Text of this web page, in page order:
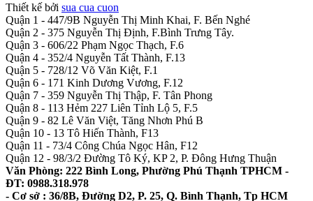
Thiết kế bởi sua cua cuon
Quận 1 - 447/9B Nguyễn Thị Minh Khai, F. Bến Nghé
Quận 2 - 375 Nguyễn Thị Định, F.Bình Trưng Tây.
Quận 3 - 606/22 Phạm Ngọc Thạch, F.6
Quận 4 - 352/4 Nguyễn Tất Thành, F.13
Quận 5 - 728/12 Võ Văn Kiệt, F.1
Quận 6 - 171 Kinh Dương Vương, F.12
Quận 7 - 359 Nguyễn Thị Thập, F. Tân Phong
Quận 8 - 113 Hẻm 227 Liên Tỉnh Lộ 5, F.5
Quận 9 - 82 Lê Văn Việt, Tăng Nhơn Phú B
Quận 10 - 13 Tô Hiến Thành, F13
Quận 11 - 73/4 Công Chúa Ngọc Hân, F12
Quận 12 - 98/3/2 Đường Tô Ký, KP 2, P. Đông Hưng Thuận
Văn Phòng: 222 Bình Long, Phường Phú Thạnh TPHCM -
ĐT: 0988.318.978
- Cơ sở : 36/8B, Đường D2, P. 25, Q. Bình Thạnh, Tp HCM